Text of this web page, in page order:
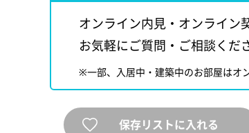
オンライン内見・オンライン
お気軽にご質問・ご相談くだ
※一部、入居中・建築中のお部屋はオ
保存リストに入れる